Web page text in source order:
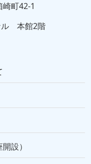
町42-1
ル 本館2階
設）